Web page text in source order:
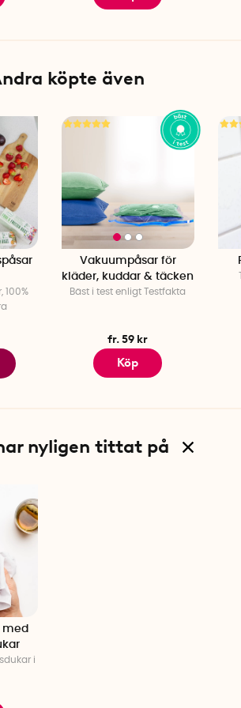
köpte även
100%
Vakuumpåsar för
kläder, kuddar & täcken
Bäst i test enligt Testfakta
fr. 59 kr
Köp
nyligen tittat på
med
i